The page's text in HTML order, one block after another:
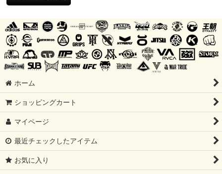
ホーム
ショッピングカート
マイページ
最近チェックしたアイテム
お気に入り